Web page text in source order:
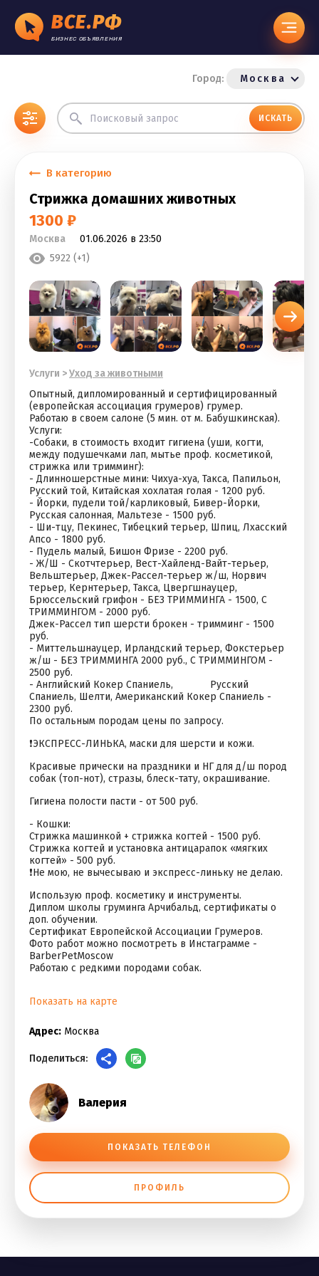
ВСЕ.РФ
БИЗНЕС ОБЪЯВЛЕНИЯ
Город: Москва
ИСКАТЬ
В категорию
Стрижка домашних животных
1300 ₽
Москва
01.06.2026 в 23:50
5922 (+1)
Услуги >Уход за животными
Опытный, дипломированный и сертифицированный
(европейская ассоциация грумеров) грумер.
Работаю в своем салоне (5 мин. от м. Бабушкинская).
Услуги:
-Собаки, в стоимость входит гигиена (уши, когти,
между подушечками лап, мытье проф. косметикой,
стрижка или тримминг):
- Длинношерстные мини: Чихуа-хуа, Такса, Папильон,
Русский той, Китайская хохлатая голая - 1200 руб.
- Йорки, пудели той/карликовый, Бивер-Йорки,
Русская салонная, Мальтезе - 1500 руб.
- Ши-тцу, Пекинес, Тибецкий терьер, Шпиц, Лхасский
Апсо - 1800 руб.
- Пудель малый, Бишон Фризе - 2200 руб.
- Ж/Ш - Скотчтерьер, Вест-Хайленд-Вайт-терьер,
Вельштерьер, Джек-Рассел-терьер ж/ш, Норвич
терьер, Кернтерьер, Такса, Цвергшнауцер,
Брюссельский грифон - БЕЗ ТРИММИНГА - 1500, С
ТРИММИНГОМ - 2000 руб.
Джек-Рассел тип шерсти брокен - тримминг - 1500
руб.
- Миттельшнауцер, Ирландский терьер, Фокстерьер
ж/ш - БЕЗ ТРИММИНГА 2000 руб., С ТРИММИНГОМ -
2500 руб.
- Английский Кокер Спаниель, Русский
Спаниель, Шелти, Американский Кокер Спаниель -
2300 руб.
По остальным породам цены по запросу.
❗️ЭКСПРЕСС-ЛИНЬКА, маски для шерсти и кожи.
Красивые прически на праздники и НГ для д/ш пород
собак (топ-нот), стразы, блеск-тату, окрашивание.
Гигиена полости пасти - от 500 руб.
- Кошки:
Стрижка машинкой + стрижка когтей - 1500 руб.
Стрижка когтей и установка антицарапок «мягких
когтей» - 500 руб.
❗️Не мою, не вычесываю и экспресс-линьку не делаю.
Использую проф. косметику и инструменты.
Диплом школы груминга Арчибальд, сертификаты о
доп. обучении.
Сертификат Европейской Ассоциации Грумеров.
Фото работ можно посмотреть в Инстаграмме -
BarberPetMoscow
Работаю с редкими породами собак.
Показать на карте
Адрес: Москва
Поделиться:
Валерия
ПОКАЗАТЬ ТЕЛЕФОН
ПРОФИЛЬ